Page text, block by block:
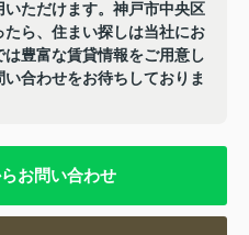
ただけます。神戸市中央区
たら、住まい探しは当社にお
豊富な賃貸情報をご用意し
合わせをお待ちしておりま
お問い合わせ